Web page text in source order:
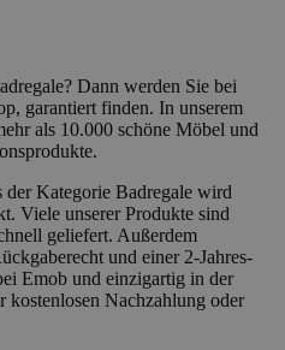
Dann werden Sie bei
garantiert finden. In unserem
als 10.000 schöne Möbel und
Kategorie Badregale wird
Viele unserer Produkte sind
geliefert. Außerdem
und einer 2-Jahres-
Emob und einzigartig in der
Nachzahlung oder